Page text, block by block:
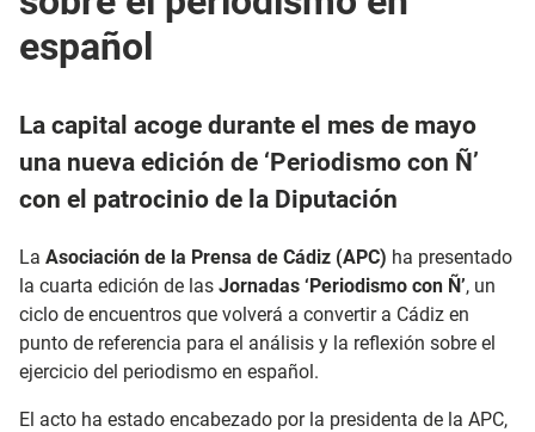
español
La capital acoge durante el mes de mayo
una nueva edición de ‘Periodismo con Ñ’
con el patrocinio de la Diputación
La Asociación de la Prensa de Cádiz (APC) ha presentado
la cuarta edición de las Jornadas ‘Periodismo con Ñ’, un
ciclo de encuentros que volverá a convertir a Cádiz en
punto de referencia para el análisis y la reflexión sobre el
ejercicio del periodismo en español.
El acto ha estado encabezado por la presidenta de la APC,